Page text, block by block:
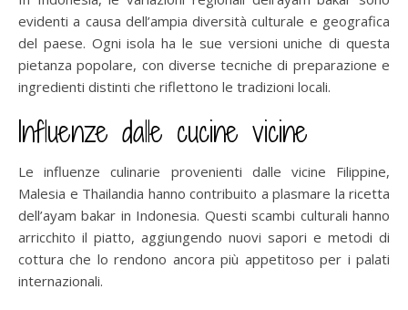
evidenti a causa dell’ampia diversità culturale e geografica
del paese. Ogni isola ha le sue versioni uniche di questa
pietanza popolare, con diverse tecniche di preparazione e
ingredienti distinti che riflettono le tradizioni locali.
Influenze dalle cucine vicine
Le influenze culinarie provenienti dalle vicine Filippine,
Malesia e Thailandia hanno contribuito a plasmare la ricetta
dell’ayam bakar in Indonesia. Questi scambi culturali hanno
arricchito il piatto, aggiungendo nuovi sapori e metodi di
cottura che lo rendono ancora più appetitoso per i palati
internazionali.